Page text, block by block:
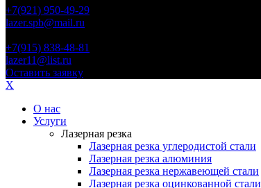
+7(921) 950-49-29
lazer.spb@mail.ru
+7(915) 838-48-81
lazer11@list.ru
Оставить заявку
X
О нас
Услуги
Лазерная резка
Лазерная резка углеродистой стали
Лазерная резка алюминия
Лазерная резка нержавеющей стали
Лазерная резка оцинкованной стали